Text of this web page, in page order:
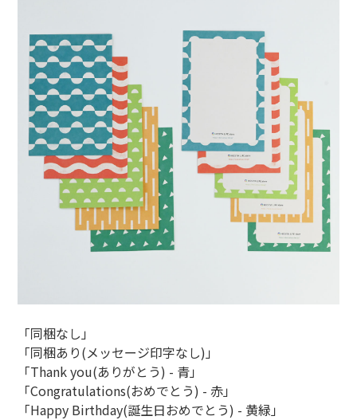
「同梱なし」
「同梱あり(メッセージ印字なし)」
「Thank you(ありがとう) - 青」
「Congratulations(おめでとう) - 赤」
「Happy Birthday(誕生日おめでとう) - 黄緑」